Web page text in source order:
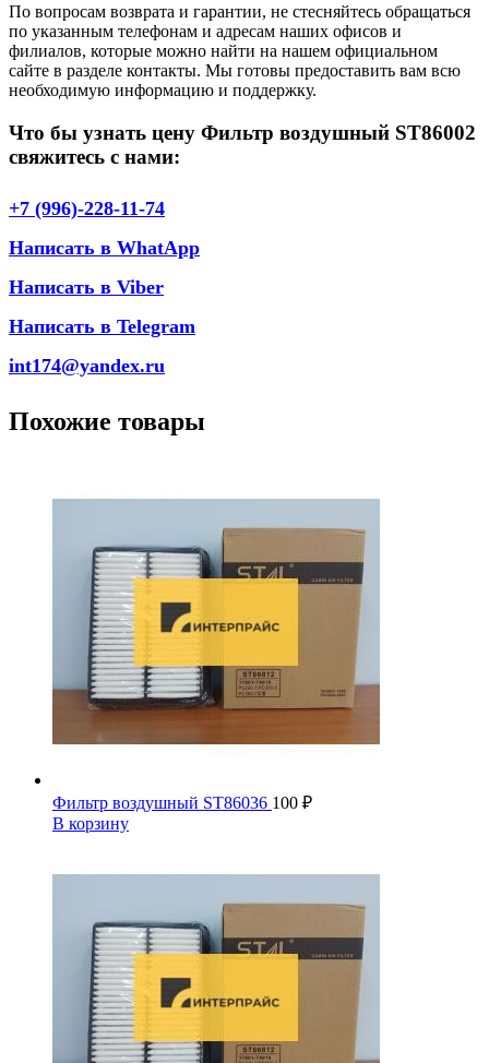
По вопросам возврата и гарантии, не стесняйтесь обращаться
по указанным телефонам и адресам наших офисов и
филиалов, которые можно найти на нашем официальном
сайте в разделе контакты. Мы готовы предоставить вам всю
необходимую информацию и поддержку.
Что бы узнать цену Фильтр воздушный ST86002
свяжитесь с нами:
+7 (996)-228-11-74
Написать в WhatApp
Написать в Viber
Написать в Telegram
int174@yandex.ru
Похожие товары
Фильтр воздушный ST86036 100 ₽
В корзину